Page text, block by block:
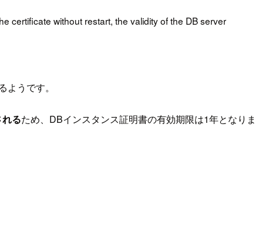
certificate without restart, the validity of the DB server
うです。
るため、DBインスタンス証明書の有効期限は1年となりま